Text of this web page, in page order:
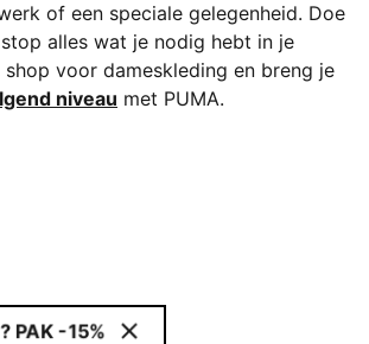
of een speciale gelegenheid. Doe
alles wat je nodig hebt in je
voor dameskleding en breng je
niveau met PUMA.
PAK -15%